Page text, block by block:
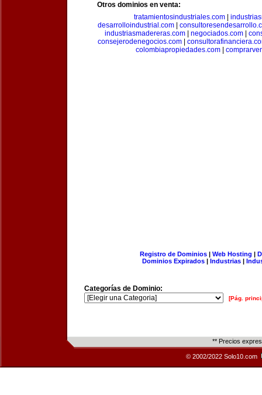
Otros dominios en venta:
tratamientosindustriales.com
desarrolloindustrial.com|
industriasmadereras.com
negociados.com
consejerodenegocios.com
colombiapropiedades.com|
Registro de Dominios| Web Hosting |
Dominios Expirados | Industrias |
Categorías de Dominio:
[Pág.
** Precios
© 2002/2022 Solo10.com